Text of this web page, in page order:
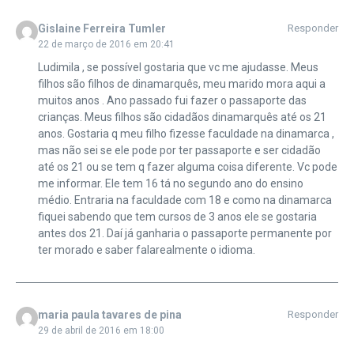
Gislaine Ferreira Tumler
22 de março de 2016 em 20:41
Responder
Ludimila , se possível gostaria que vc me ajudasse. Meus
filhos são filhos de dinamarquês, meu marido mora aqui a
muitos anos . Ano passado fui fazer o passaporte das
crianças. Meus filhos são cidadãos dinamarquês até os 21
anos. Gostaria q meu filho fizesse faculdade na dinamarca ,
mas não sei se ele pode por ter passaporte e ser cidadão
até os 21 ou se tem q fazer alguma coisa diferente. Vc pode
me informar. Ele tem 16 tá no segundo ano do ensino
médio. Entraria na faculdade com 18 e como na dinamarca
fiquei sabendo que tem cursos de 3 anos ele se gostaria
antes dos 21. Daí já ganharia o passaporte permanente por
ter morado e saber falarealmente o idioma.
maria paula tavares de pina
29 de abril de 2016 em 18:00
Responder